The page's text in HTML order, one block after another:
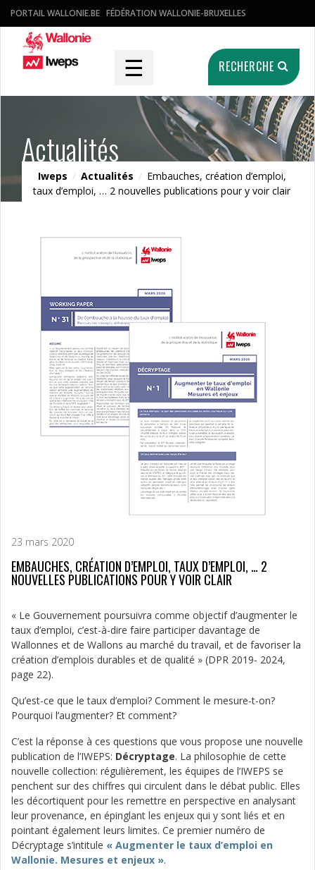
PORTAIL WALLONIE.BE FÉDÉRATION WALLONIE-BRUXELLES
☰ RECHERCHE
Actualités
Iweps / Actualités / Embauches, création d’emploi,
taux d’emploi, … 2 nouvelles publications pour y voir clair
23 mars 2020
EMBAUCHES, CRÉATION D’EMPLOI, TAUX D’EMPLOI, … 2
NOUVELLES PUBLICATIONS POUR Y VOIR CLAIR
« Le Gouvernement poursuivra comme objectif d’augmenter le
taux d’emploi, c’est-à-dire faire participer davantage de
Wallonnes et de Wallons au marché du travail, et de favoriser la
création d’em­plois durables et de qualité » (DPR 2019- 2024,
page 22).
Qu’est-ce que le taux d’emploi? Comment le mesure-t-on?
Pourquoi l’augmenter? Et comment?
C’est la réponse à ces questions que vous propose une nouvelle
publication de l’IWEPS: Décryptage. La philosophie de cette
nouvelle collection: régulièrement, les équipes de l’IWEPS se
penchent sur des chiffres qui circulent dans le débat public. Elles
les décortiquent pour les remettre en perspective en analysant
leur provenance, en épinglant les enjeux qui y sont liés et en
pointant également leurs limites. Ce premier numéro de
Décryptage s’intitule « Augmenter le taux d’emploi en
Wallonie. Mesures et enjeux ».